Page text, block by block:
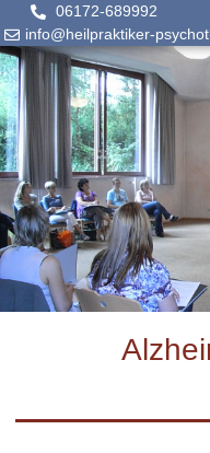
06172-689992
info@heilpraktiker-